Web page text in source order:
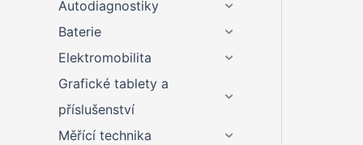
Autodiagnostiky
Baterie
Elektromobilita
Grafické tablety a
příslušenství
Měřící technika